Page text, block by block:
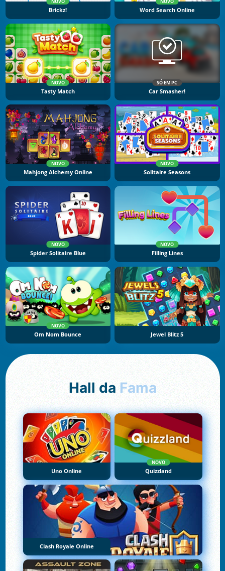
NOVO
Brickz!
NOVO
Word Search Online
NOVO
Tasty Match
SÓ EM PC
Car Smasher!
NOVO
Mahjong Alchemy Online
NOVO
Solitaire Seasons
NOVO
Spider Solitaire Blue
NOVO
Filling Lines
NOVO
Om Nom Bounce Jewel Blitz 5
Hall da Fama
Uno Online
NOVO
Quizzland
Clash Royale Online